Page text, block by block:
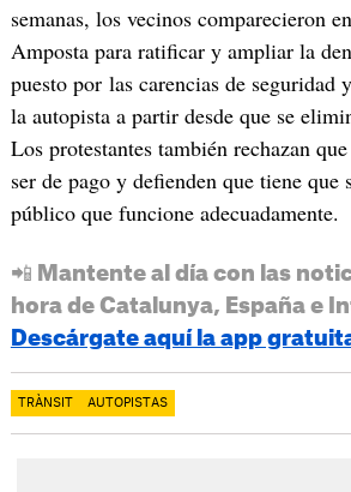
semanas, los vecinos comparecieron
Amposta para ratificar y ampliar la
puesto por las carencias de seguridad
la autopista a partir desde que se
Los protestantes también rechazan
ser de pago y defienden que tiene que
público que funcione adecuadamente.
📲 Mantente al día con las
hora de Catalunya, España e
Descárgate aquí la app
TRÀNSIT AUTOPISTAS